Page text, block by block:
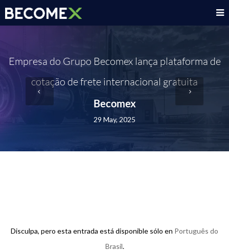
Empresa do Grupo Becomex lança plataforma de
cotação de frete internacional gratuita
Becomex
29 May, 2025
Disculpa, pero esta entrada está disponible sólo en Português do
Brasil.